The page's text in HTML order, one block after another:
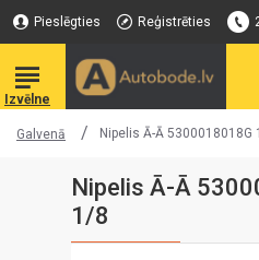
Pieslēgties Reģistrēties
Galvenā Nipelis Ā-Ā 5300018018G
Nipelis Ā-Ā
1/8